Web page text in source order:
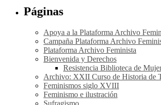
Páginas
Apoya a la Plataforma Archivo
Campaña Plataforma Archivo
Plataforma Archivo Feminista
Bienvenida y Derechos
Resistencia Biblioteca de
Archivo: XXII Curso de Historia de
Feminismos siglo XVIII
Feminismo e ilustración